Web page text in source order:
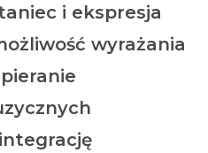
i ekspresja
wyrażania